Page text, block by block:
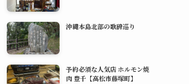
沖縄本島北部の歌碑巡り
予約必須な人気店 ホルモン焼
肉 豊千【高松市藤塚町】